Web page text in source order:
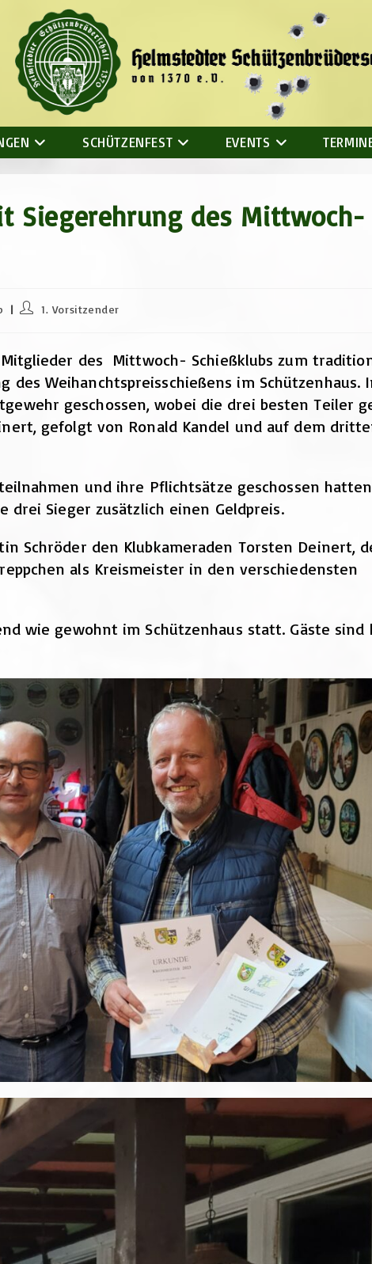
SCHÜTZENFEST EVENTS
Siegerehrung des Mittwoch-
Beitrags-
1. Vorsitzender
des Mittwoch- Schießklubs zum
des Weihanchtspreisschießens im Schützenhaus.
geschossen, wobei die drei besten Teiler
gefolgt von Ronald Kandel und auf dem
und ihre Pflichtsätze geschossen
Sieger zusätzlich einen Geldpreis.
Schröder den Klubkameraden Torsten Deinert,
als Kreismeister in den verschiedensten
wie gewohnt im Schützenhaus statt. Gäste sind